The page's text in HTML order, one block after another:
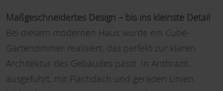
Maßgeschneidertes Design – bis ins kleinste Detail
Bei diesem modernen Haus wurde ein Cube-
Gartenzimmer realisiert, das perfekt zur klaren
Architektur des Gebäudes passt. In Anthrazit
ausgeführt, mit Flachdach und geraden Linien,